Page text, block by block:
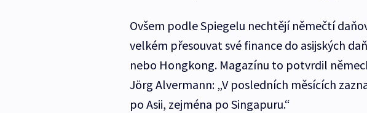
Ovšem podle Spiegelu nechtějí němečtí
velkém přesouvat své finance do asijských
nebo Hongkong. Magazínu to potvrdil
Jörg Alvermann: „V posledních měsících
po Asii, zejména po Singapuru.“